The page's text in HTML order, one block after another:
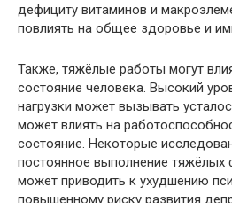
дефициту витаминов и
повлиять на общее здоровье и
Также, тяжёлые работы могут
состояние человека. Высокий
нагрузки может вызывать
может влиять на
состояние. Некоторые
постоянное выполнение тяжёлых
может приводить к ухудшению
повышенному риску развития